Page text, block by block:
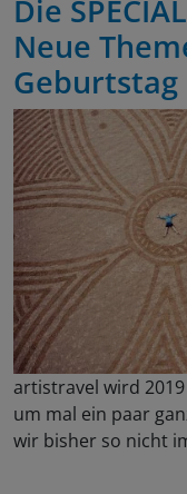
Die
Neue
Geburtstag
artistravel wird
um mal ein paar
wir bisher so nicht